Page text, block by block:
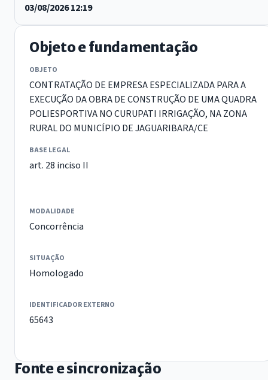
03/08/2026 12:19
Objeto e fundamentação
OBJETO
CONTRATAÇÃO DE EMPRESA ESPECIALIZADA PARA A
EXECUÇÃO DA OBRA DE CONSTRUÇÃO DE UMA QUADRA
POLIESPORTIVA NO CURUPATI IRRIGAÇÃO, NA ZONA
RURAL DO MUNICÍPIO DE JAGUARIBARA/CE
BASE LEGAL
art. 28 inciso II
MODALIDADE
Concorrência
SITUAÇÃO
Homologado
IDENTIFICADOR EXTERNO
65643
Fonte e sincronização